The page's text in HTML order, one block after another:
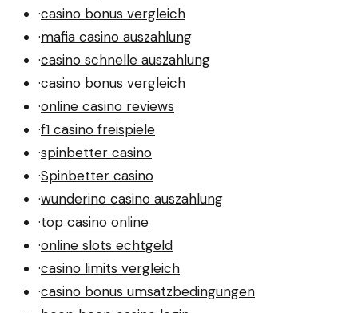
·casino bonus vergleich
·mafia casino auszahlung
·casino schnelle auszahlung
·casino bonus vergleich
·online casino reviews
·f1 casino freispiele
·spinbetter casino
·Spinbetter casino
·wunderino casino auszahlung
·top casino online
·online slots echtgeld
·casino limits vergleich
·casino bonus umsatzbedingungen